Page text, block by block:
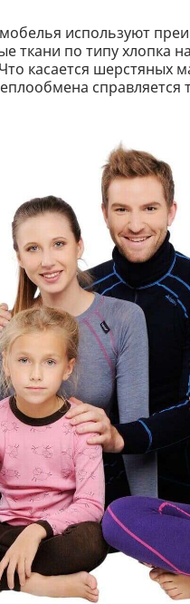
используют
ткани по типу хлопка
касается шерстяных
справляется